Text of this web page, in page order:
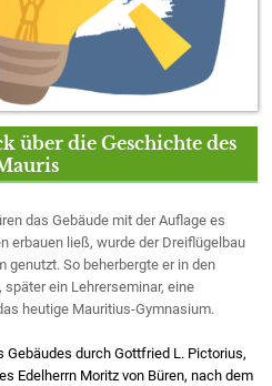
über die Geschichte des
das Gebäude mit der Auflage es
erbauen ließ, wurde der Dreiflügelbau
So beherbergte er in den
ein Lehrerseminar, eine
heutige Mauritius-Gymnasium.
Gebäudes durch Gottfried L. Pictorius,
Edelherrn Moritz von Büren, nach dem